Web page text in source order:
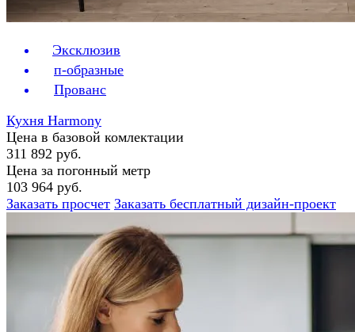
Эксклюзив
п-образные
Прованс
Кухня Harmony
Цена в базовой комлектации
311 892 руб.
Цена за погонный метр
103 964 руб.
Заказать просчет Заказать бесплатный дизайн-проект